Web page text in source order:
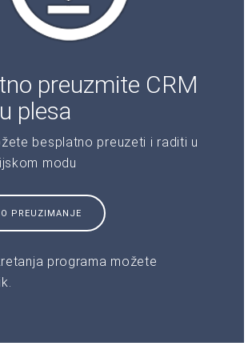
preuzmite CRM
plesa
besplatno preuzeti i raditi u
modu
PREUZIMANJE
programa možete